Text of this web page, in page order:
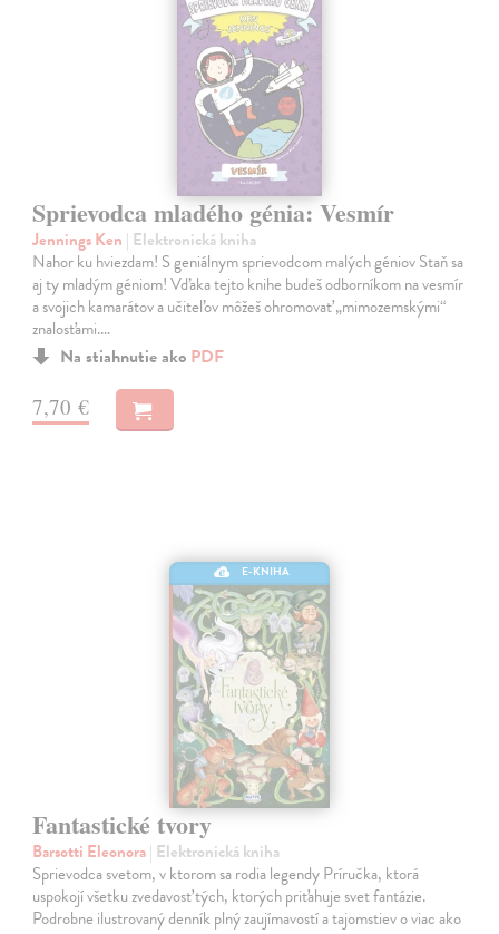
Sprievodca mladého génia: Vesmír
Jennings Ken | Elektronická kniha
Nahor ku hviezdam! S geniálnym sprievodcom malých géniov Staň sa
aj ty mladým géniom! Vďaka tejto knihe budeš odborníkom na vesmír
a svojich kamarátov a učiteľov môžeš ohromovať „mimozemskými“
znalosťami.…
Na stiahnutie ako PDF
7,70 €
E-KNIHA
Fantastické tvory
Barsotti Eleonora| Elektronická kniha
Sprievodca svetom, v ktorom sa rodia legendy Príručka, ktorá
uspokojí všetku zvedavosť tých, ktorých priťahuje svet fantázie.
Podrobne ilustrovaný denník plný zaujímavostí a tajomstiev o viac ako